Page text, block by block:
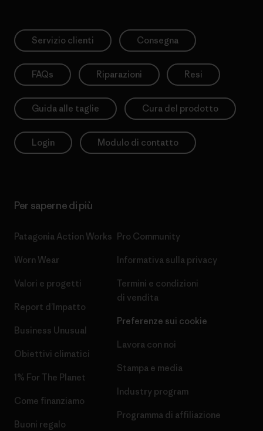
Servizio clienti Consegna
FAQs Riparazioni Resi
Guida alle taglie Cura del prodotto
Login Modulo di contatto
Per saperne di più
Patagonia Action Works
Worn Wear
Valori e progetti
Report d’Impatto
Business Unusual
Obiettivi climatici
1% For The Planet
Come finanziamo
Buoni regalo
Pro Community
Informativa sulla privacy
Termini e condizioni
di vendita
Preferenze sui cookie
Lavora con noi
Stampa e media
Industry program
Programma di affiliazione